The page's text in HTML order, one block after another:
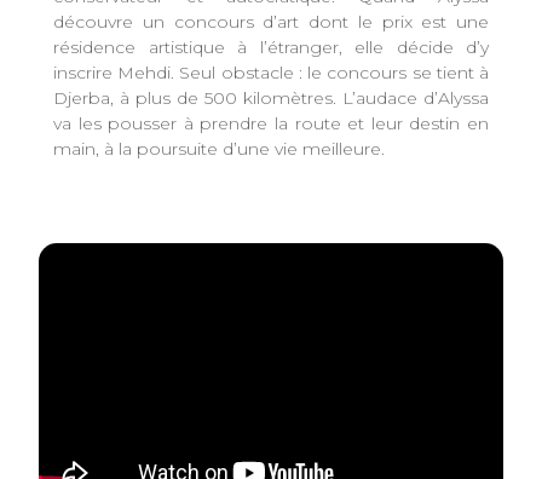
découvre un concours d’art dont le prix est une
résidence artistique à l’étranger, elle décide d’y
inscrire Mehdi. Seul obstacle : le concours se tient à
Djerba, à plus de 500 kilomètres. L’audace d’Alyssa
va les pousser à prendre la route et leur destin en
main, à la poursuite d’une vie meilleure.